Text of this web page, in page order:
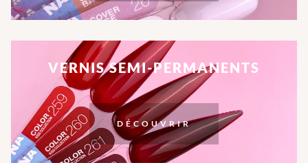
VERNIS SEMI-PERMANENTS
DÉCOUVRIR